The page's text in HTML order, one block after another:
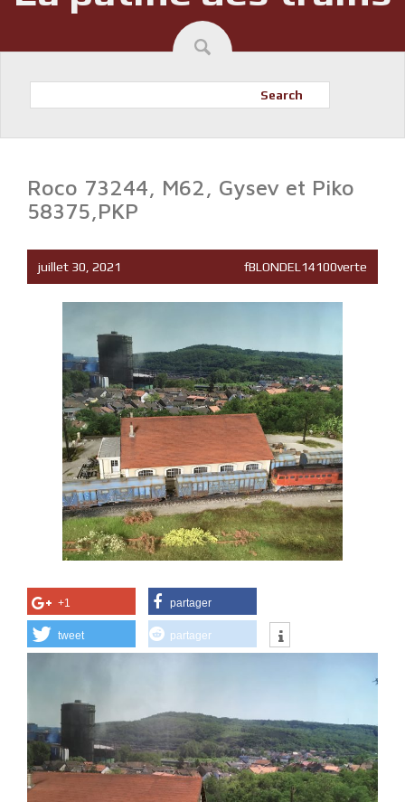
Search
Roco 73244, M62, Gysev et Piko
58375,PKP
juillet 30, 2021 fBLONDEL14100verte
+1 partager
tweet partager